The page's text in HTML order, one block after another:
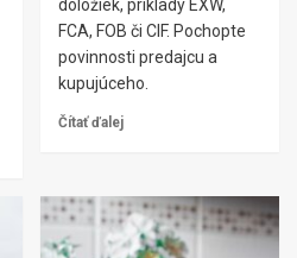
doložiek, príklady EXW,
FCA, FOB či CIF. Pochopte
povinnosti predajcu a
kupujúceho.
Čítať ďalej